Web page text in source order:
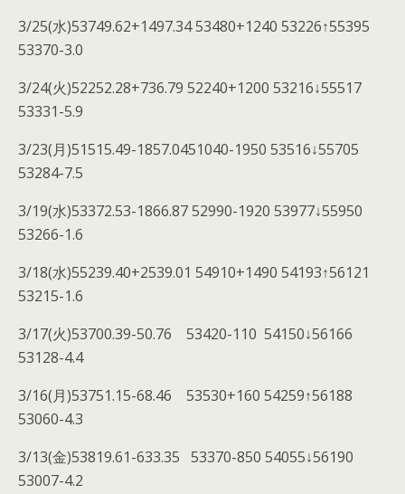
3/25(水)53749.62+1497.34 53480+1240 53226↑55395
53370-3.0
3/24(火)52252.28+736.79 52240+1200 53216↓55517
53331-5.9
3/23(月)51515.49-1857.0451040-1950 53516↓55705
53284-7.5
3/19(水)53372.53-1866.87 52990-1920 53977↓55950
53266-1.6
3/18(水)55239.40+2539.01 54910+1490 54193↑56121
53215-1.6
3/17(火)53700.39-50.76 53420-110 54150↓56166
53128-4.4
3/16(月)53751.15-68.46 53530+160 54259↑56188
53060-4.3
3/13(金)53819.61-633.35 53370-850 54055↓56190
53007-4.2